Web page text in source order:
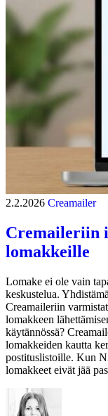
2.2.2026 Creamailer
Cremaileriin
lomakkeille
Lomake ei ole vain
keskustelua.
Creamaileriin
lomakkeen
käytännössä?
lomakkeiden kautta
postituslistoille. Kun
lomakkeet eivät jää